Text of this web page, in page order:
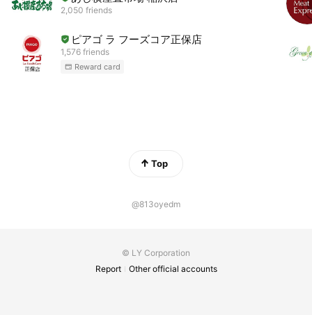
2,050 friends
ピアゴ ラ フーズコア正保店
1,576 friends
Reward card
Top
@813oyedm
© LY Corporation
Report
Other official accounts